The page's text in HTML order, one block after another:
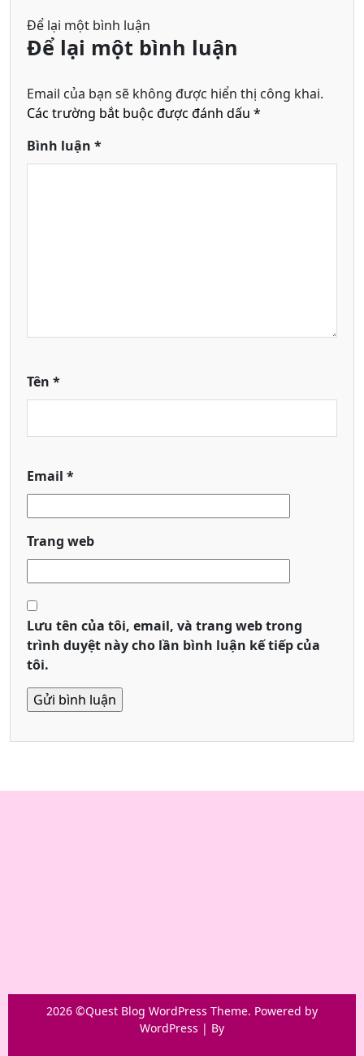
Để lại một bình luận
Để lại một bình luận
Email của bạn sẽ không được hiển thị công khai.
Các trường bắt buộc được đánh dấu *
Bình luận *
Tên *
Email *
Trang web
Lưu tên của tôi, email, và trang web trong
trình duyệt này cho lần bình luận kế tiếp của
tôi.
2026 ©Quest Blog WordPress Theme. Powered by
WordPress | By